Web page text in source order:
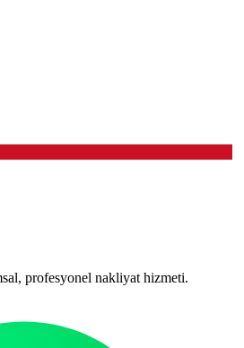
profesyonel nakliyat hizmeti.